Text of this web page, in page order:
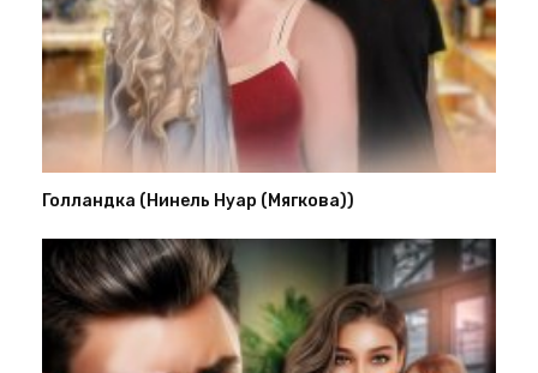
Голландка (Нинель Нуар (Мягкова))